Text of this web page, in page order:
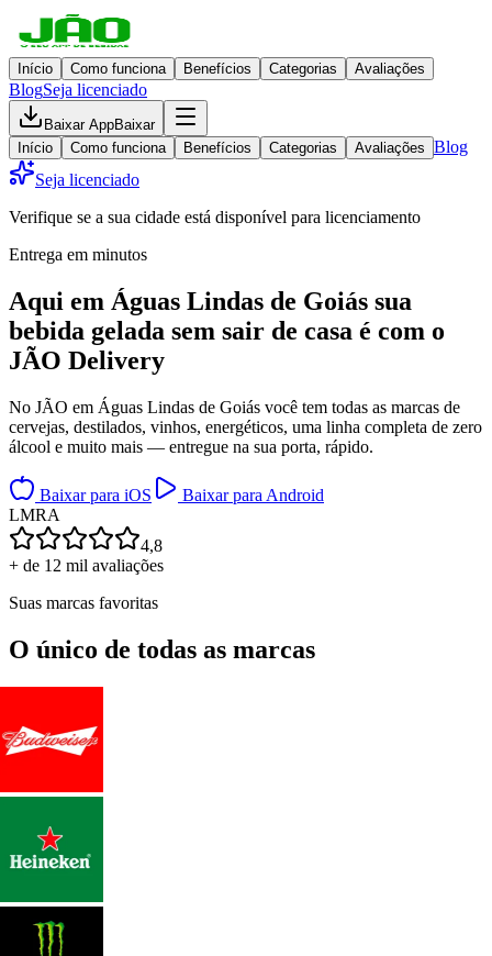
Início Como funciona Benefícios Categorias Avaliações
BlogSeja licenciado
Baixar AppBaixar
Início
Como funciona Benefícios Categorias Avaliações Blog
Seja licenciado
Verifique se a sua cidade está disponível para licenciamento
Entrega em minutos
Aqui em Águas Lindas de Goiás sua
bebida gelada sem sair de casa é com o
JÃO Delivery
No JÃO em Águas Lindas de Goiás você tem todas as marcas de
cervejas, destilados, vinhos, energéticos, uma linha completa de zero
álcool e muito mais — entregue na sua porta, rápido.
Baixar para iOS
Baixar para Android
LMRA
4,8
+ de 12 mil avaliações
Suas marcas favoritas
O único de todas as marcas